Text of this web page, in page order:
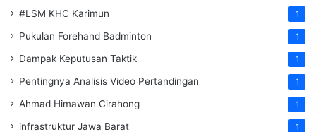
#LSM KHC Karimun 1
Pukulan Forehand Badminton 1
Dampak Keputusan Taktik 1
Pentingnya Analisis Video Pertandingan 1
Ahmad Himawan Cirahong 1
infrastruktur Jawa Barat 1